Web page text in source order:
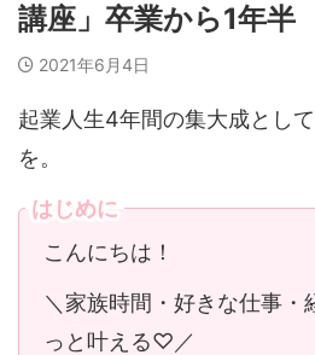
講座」卒業から1年半
2021年6月4日
起業人生4年間の集大成とし
を。
はじめに
こんにちは！
＼家族時間・好きな仕事・
っと叶える♡／